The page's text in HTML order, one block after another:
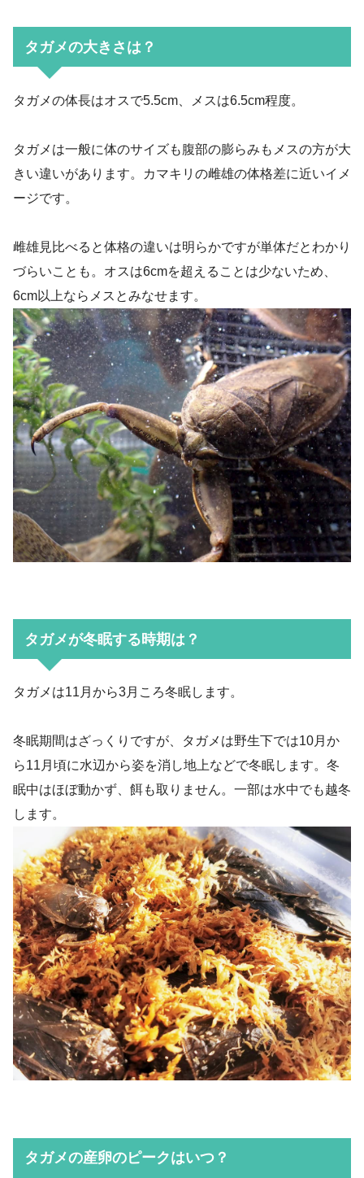
タガメの大きさは？
タガメの体長はオスで5.5cm、メスは6.5cm程度。
タガメは一般に体のサイズも腹部の膨らみもメスの方が大
きい違いがあります。カマキリの雌雄の体格差に近いイメ
ージです。
雌雄見比べると体格の違いは明らかですが単体だとわかり
づらいことも。オスは6cmを超えることは少ないため、
6cm以上ならメスとみなせます。
タガメが冬眠する時期は？
タガメは11月から3月ころ冬眠します。
冬眠期間はざっくりですが、タガメは野生下では10月か
ら11月頃に水辺から姿を消し地上などで冬眠します。冬
眠中はほぼ動かず、餌も取りません。一部は水中でも越冬
します。
タガメの産卵のピークはいつ？